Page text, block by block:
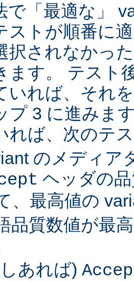
で「最適な」
ストが順番に
択されなかっ
ます。 テスト
いれば、それ
プ 3 に進みま
れば、次のテ
のメディア
ヘッダの
、最高値の
品質数値が最
あれば)